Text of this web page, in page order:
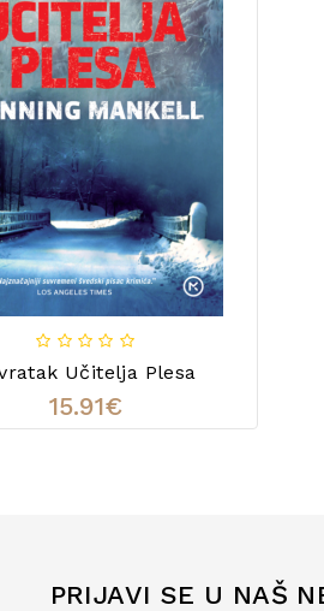
Učitelja Plesa
15.91€
PRIJAVI SE U NAŠ